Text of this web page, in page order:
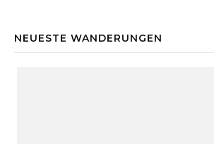
NEUESTE WANDERUNGEN